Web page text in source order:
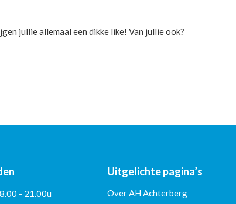
jullie allemaal een dikke like! Van jullie ook?
- 21.00u
Uitgelichte pagina’s
Over AH Achterberg